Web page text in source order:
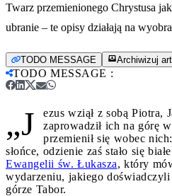
Twarz przemienionego Chrystusa
ubranie – te opisy działają na
TODO MESSAGE Archiwizuj
TODO MESSAGE :
„J
ezus wziął z sobą Piotra,
zaprowadził ich na górę
przemienił się wobec
słońce, odzienie zaś stało się
Ewangelii św. Łukasza, który
wydarzeniu, jakiego
górze Tabor.